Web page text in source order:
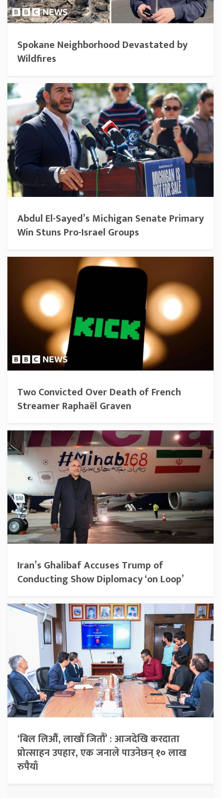
Spokane Neighborhood Devastated by
Wildfires
Abdul El-Sayed’s Michigan Senate Primary
Win Stuns Pro-Israel Groups
Two Convicted Over Death of French
Streamer Raphaël Graven
Iran’s Ghalibaf Accuses Trump of
Conducting Show Diplomacy ‘on Loop’
‘बिल लिऔँ, लाखौँ जितौँ’ : आजदेखि करदाता
प्रोत्साहन उपहार, एक जनाले पाउनेछन् १० लाख
रुपैयाँ